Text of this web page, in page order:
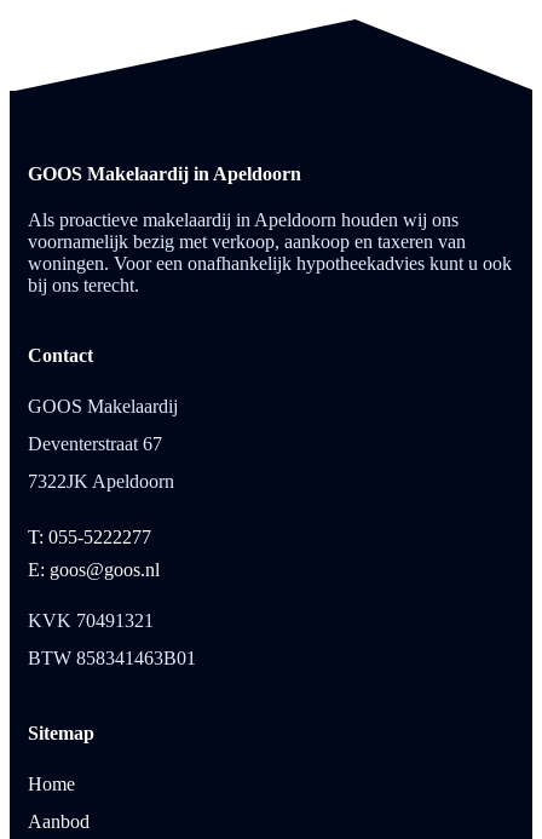
GOOS Makelaardij in Apeldoorn
Als proactieve makelaardij in Apeldoorn houden wij ons
voornamelijk bezig met verkoop, aankoop en taxeren van
woningen. Voor een onafhankelijk hypotheekadvies kunt u ook
bij ons terecht.
Contact
GOOS Makelaardij
Deventerstraat 67
7322JK Apeldoorn
T: 055-5222277
E: goos@goos.nl
KVK 70491321
BTW 858341463B01
Sitemap
Home
Aanbod